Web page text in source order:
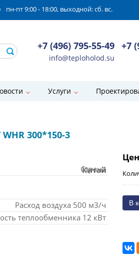
пн-пт 9:00 - 18:00, выходной: сб. вс.
+7 (496) 795-55-49
info@teploholod.su
+7
Услуги
300*150-3
Страна
Китай
Расход воздуха 500 м3/ч
теплообменника 12 кВт